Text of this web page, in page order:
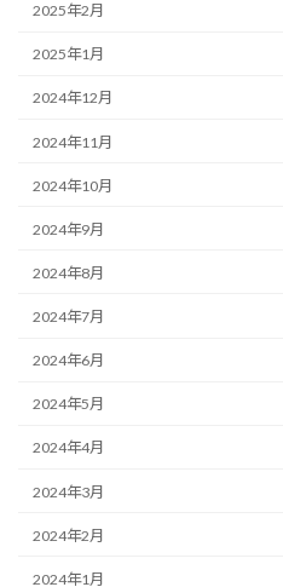
2025年2月
2025年1月
2024年12月
2024年11月
2024年10月
2024年9月
2024年8月
2024年7月
2024年6月
2024年5月
2024年4月
2024年3月
2024年2月
2024年1月